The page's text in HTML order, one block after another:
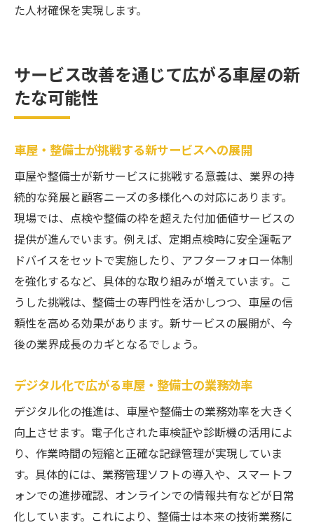
た人材確保を実現します。
サービス改善を通じて広がる車屋の新
たな可能性
車屋・整備士が挑戦する新サービスへの展開
車屋や整備士が新サービスに挑戦する意義は、業界の持
続的な発展と顧客ニーズの多様化への対応にあります。
現場では、点検や整備の枠を超えた付加価値サービスの
提供が進んでいます。例えば、定期点検時に安全運転ア
ドバイスをセットで実施したり、アフターフォロー体制
を強化するなど、具体的な取り組みが増えています。こ
うした挑戦は、整備士の専門性を活かしつつ、車屋の信
頼性を高める効果があります。新サービスの展開が、今
後の業界成長のカギとなるでしょう。
デジタル化で広がる車屋・整備士の業務効率
デジタル化の推進は、車屋や整備士の業務効率を大きく
向上させます。電子化された車検証や診断機の活用によ
り、作業時間の短縮と正確な記録管理が実現していま
す。具体的には、業務管理ソフトの導入や、スマートフ
ォンでの進捗確認、オンラインでの情報共有などが日常
化しています。これにより、整備士は本来の技術業務に